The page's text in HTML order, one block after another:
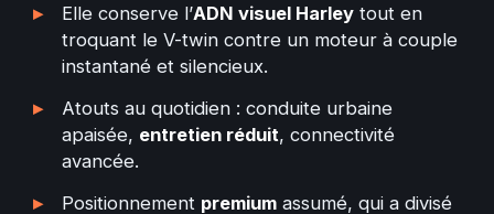
Elle conserve l’ADN visuel Harley tout en
troquant le V-twin contre un moteur à couple
instantané et silencieux.
Atouts au quotidien : conduite urbaine
apaisée, entretien réduit, connectivité
avancée.
Positionnement premium assumé, qui a divisé